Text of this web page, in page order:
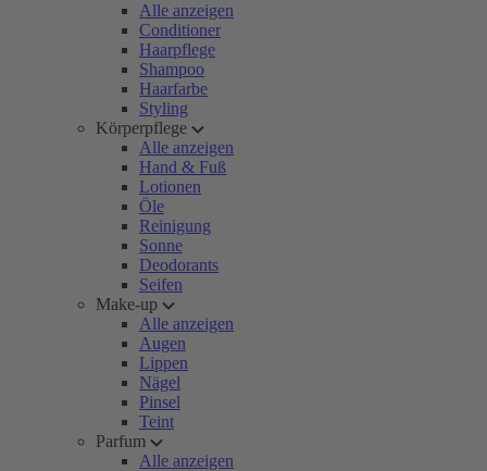
Alle anzeigen
Conditioner
Haarpflege
Shampoo
Haarfarbe
Styling
Körperpflege
Alle anzeigen
Hand & Fuß
Lotionen
Öle
Reinigung
Sonne
Deodorants
Seifen
Make-up
Alle anzeigen
Augen
Lippen
Nägel
Pinsel
Teint
Parfum
Alle anzeigen